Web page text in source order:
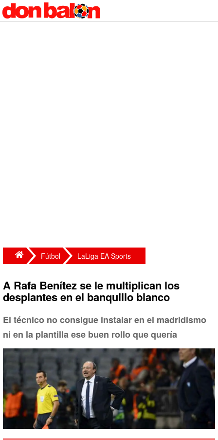
Fútbol LaLiga EA Sports
A Rafa Benítez se le multiplican los
desplantes en el banquillo blanco
El técnico no consigue instalar en el madridismo
ni en la plantilla ese buen rollo que quería